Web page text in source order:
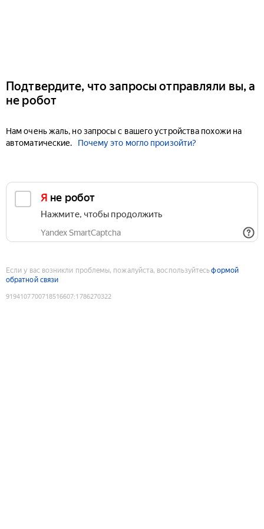
Подтвердите, что запросы отправляли вы, а
не робот
Нам очень жаль, но запросы с вашего устройства похожи на
автоматические.
Почему это могло произойти?
Я не робот
Нажмите, чтобы продолжить
Yandex SmartCaptcha
Если у вас возникли проблемы, пожалуйста, воспользуйтесьформой
обратной связи
9194107700718516607:1786270322